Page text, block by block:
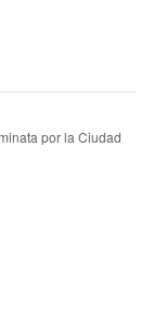
por la Ciudad